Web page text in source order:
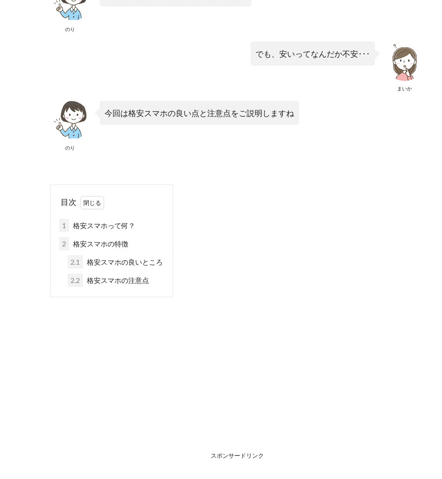
のり
まいか
でも、安いってなんだか不安･･･
のり
今回は格安スマホの良い点と注意点をご説明しますね
目次
1 格安スマホって何？
2 格安スマホの特徴
2.1 格安スマホの良いところ
2.2 格安スマホの注意点
スポンサードリンク